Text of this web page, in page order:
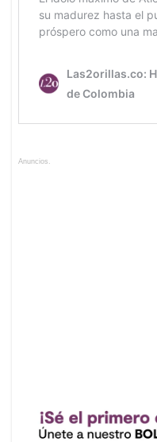
Anuncios.